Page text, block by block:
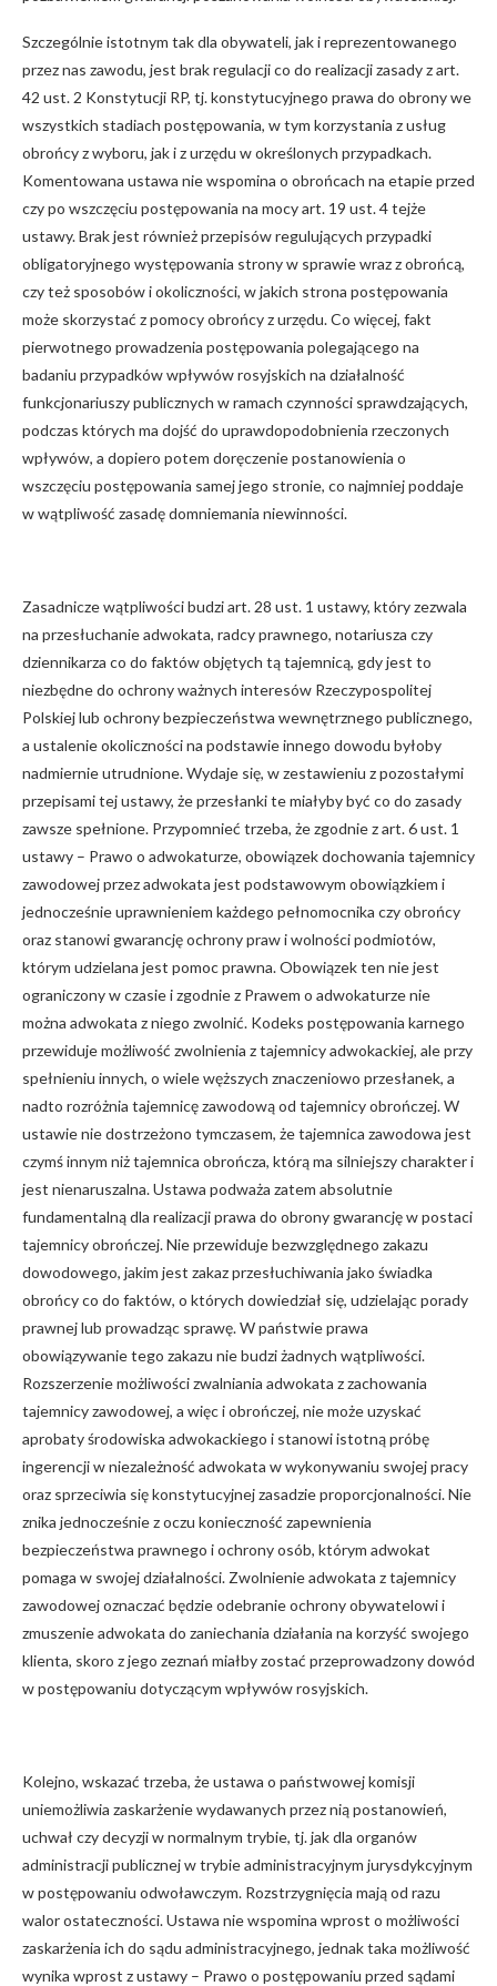
Szczególnie istotnym tak dla obywateli, jak i reprezentowanego
przez nas zawodu, jest brak regulacji co do realizacji zasady z art.
42 ust. 2 Konstytucji RP, tj. konstytucyjnego prawa do obrony we
wszystkich stadiach postępowania, w tym korzystania z usług
obrońcy z wyboru, jak i z urzędu w określonych przypadkach.
Komentowana ustawa nie wspomina o obrońcach na etapie przed
czy po wszczęciu postępowania na mocy art. 19 ust. 4 tejże
ustawy. Brak jest również przepisów regulujących przypadki
obligatoryjnego występowania strony w sprawie wraz z obrońcą,
czy też sposobów i okoliczności, w jakich strona postępowania
może skorzystać z pomocy obrońcy z urzędu. Co więcej, fakt
pierwotnego prowadzenia postępowania polegającego na
badaniu przypadków wpływów rosyjskich na działalność
funkcjonariuszy publicznych w ramach czynności sprawdzających,
podczas których ma dojść do uprawdopodobnienia rzeczonych
wpływów, a dopiero potem doręczenie postanowienia o
wszczęciu postępowania samej jego stronie, co najmniej poddaje
w wątpliwość zasadę domniemania niewinności.
Zasadnicze wątpliwości budzi art. 28 ust. 1 ustawy, który zezwala
na przesłuchanie adwokata, radcy prawnego, notariusza czy
dziennikarza co do faktów objętych tą tajemnicą, gdy jest to
niezbędne do ochrony ważnych interesów Rzeczypospolitej
Polskiej lub ochrony bezpieczeństwa wewnętrznego publicznego,
a ustalenie okoliczności na podstawie innego dowodu byłoby
nadmiernie utrudnione. Wydaje się, w zestawieniu z pozostałymi
przepisami tej ustawy, że przesłanki te miałyby być co do zasady
zawsze spełnione. Przypomnieć trzeba, że zgodnie z art. 6 ust. 1
ustawy – Prawo o adwokaturze, obowiązek dochowania tajemnicy
zawodowej przez adwokata jest podstawowym obowiązkiem i
jednocześnie uprawnieniem każdego pełnomocnika czy obrońcy
oraz stanowi gwarancję ochrony praw i wolności podmiotów,
którym udzielana jest pomoc prawna. Obowiązek ten nie jest
ograniczony w czasie i zgodnie z Prawem o adwokaturze nie
można adwokata z niego zwolnić. Kodeks postępowania karnego
przewiduje możliwość zwolnienia z tajemnicy adwokackiej, ale przy
spełnieniu innych, o wiele węższych znaczeniowo przesłanek, a
nadto rozróżnia tajemnicę zawodową od tajemnicy obrończej. W
ustawie nie dostrzeżono tymczasem, że tajemnica zawodowa jest
czymś innym niż tajemnica obrończa, którą ma silniejszy charakter i
jest nienaruszalna. Ustawa podważa zatem absolutnie
fundamentalną dla realizacji prawa do obrony gwarancję w postaci
tajemnicy obrończej. Nie przewiduje bezwzględnego zakazu
dowodowego, jakim jest zakaz przesłuchiwania jako świadka
obrońcy co do faktów, o których dowiedział się, udzielając porady
prawnej lub prowadząc sprawę. W państwie prawa
obowiązywanie tego zakazu nie budzi żadnych wątpliwości.
Rozszerzenie możliwości zwalniania adwokata z zachowania
tajemnicy zawodowej, a więc i obrończej, nie może uzyskać
aprobaty środowiska adwokackiego i stanowi istotną próbę
ingerencji w niezależność adwokata w wykonywaniu swojej pracy
oraz sprzeciwia się konstytucyjnej zasadzie proporcjonalności. Nie
znika jednocześnie z oczu konieczność zapewnienia
bezpieczeństwa prawnego i ochrony osób, którym adwokat
pomaga w swojej działalności. Zwolnienie adwokata z tajemnicy
zawodowej oznaczać będzie odebranie ochrony obywatelowi i
zmuszenie adwokata do zaniechania działania na korzyść swojego
klienta, skoro z jego zeznań miałby zostać przeprowadzony dowód
w postępowaniu dotyczącym wpływów rosyjskich.
Kolejno, wskazać trzeba, że ustawa o państwowej komisji
uniemożliwia zaskarżenie wydawanych przez nią postanowień,
uchwał czy decyzji w normalnym trybie, tj. jak dla organów
administracji publicznej w trybie administracyjnym jurysdykcyjnym
w postępowaniu odwoławczym. Rozstrzygnięcia mają od razu
walor ostateczności. Ustawa nie wspomina wprost o możliwości
zaskarżenia ich do sądu administracyjnego, jednak taka możliwość
wynika wprost z ustawy – Prawo o postępowaniu przed sądami